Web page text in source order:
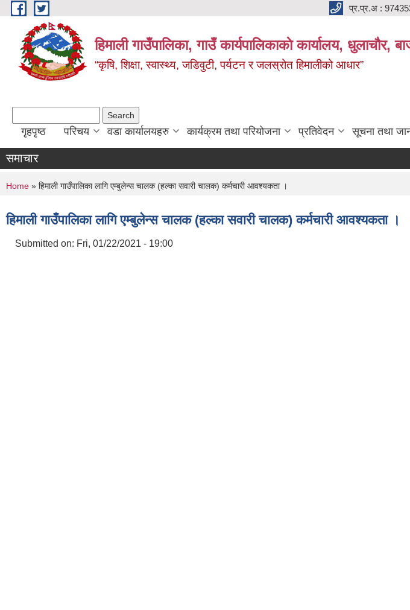
Skip to main content प्र.प्र.अ :
हिमाली गाउँपालिका, गाउँ कार्यपालिकाकाे कार्यालय,
“कृषि, शिक्षा, स्वास्थ्य, जडिवुटी, पर्यटन र जलस्रोत हिमालीको आधार”
गृहपृष्ठ परिचय वडा कार्यालयहरु कार्यक्रम तथा परियोजना प्रतिवेदन सूचना तथा
समाचार
You are here
Home » हिमाली गाउँपालिका लागि एम्बुलेन्स चालक (हल्का सवारी चालक) कर्मचारी आवश्यकता ।
हिमाली गाउँपालिका लागि एम्बुलेन्स चालक (हल्का सवारी चालक) कर्मचारी आवश्यकता ।
Submitted on: Fri, 01/22/2021 - 19:00